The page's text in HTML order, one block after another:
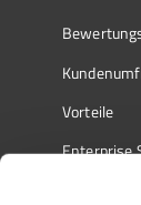
Vorteile
Enterprise